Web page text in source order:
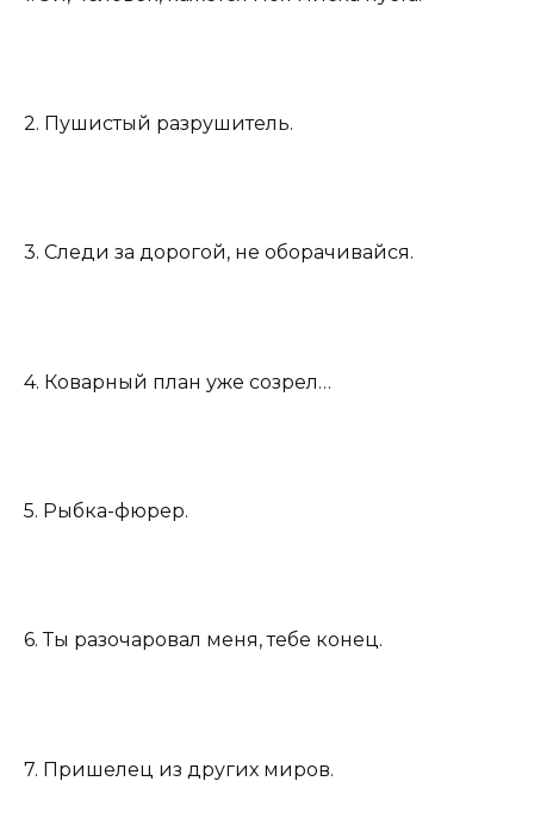
2. Пушистый разрушитель.
3. Следи за дорогой, не оборачивайся.
4. Коварный план уже созрел…
5. Рыбка-фюрер.
6. Ты разочаровал меня, тебе конец.
7. Пришелец из других миров.